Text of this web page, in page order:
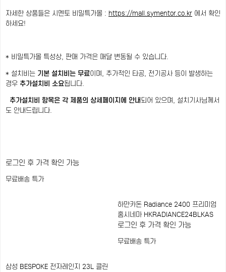
자세한 상품들은 시멘토 비밀특가몰 : https://mall.symentor.co.kr 에서 확인
하세요!
* 비밀특가몰 특성상, 판매 가격은 매달 변동될 수 있습니다.
* 설치비는 기본 설치비는 무료이며, 추가적인 타공, 전기공사 등이 발생하는
경우 추가설치비 소요됩니다.
추가설치비 항목은 각 제품의 상세페이지에 안내되어 있으며, 설치기사님께서
도 안내드립니다.
로그인 후 가격 확인 가능
무료배송 특가
하만카돈 Radiance 2400 프리미엄
홈시네마 HKRADIANCE24BLKAS
로그인 후 가격 확인 가능
무료배송 특가
삼성 BESPOKE 전자레인지 23L 클린